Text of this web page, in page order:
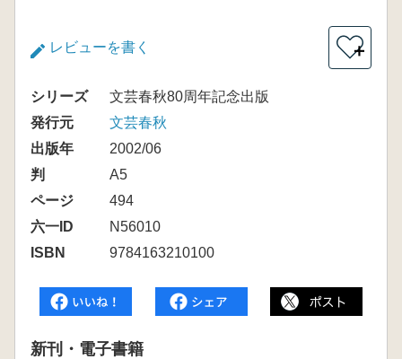
レビューを書く ＋
シリーズ
文芸春秋80周年記念出版
発行元
文芸春秋
出版年
2002/06
判
A5
ページ
494
六一ID
N56010
ISBN
9784163210100
新刊・電子書籍